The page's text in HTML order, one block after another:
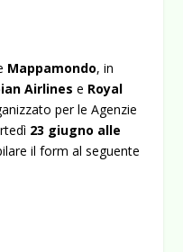
Mappamondo, in
Airlines e Royal
per le Agenzie
23 giugno alle
il form al seguente